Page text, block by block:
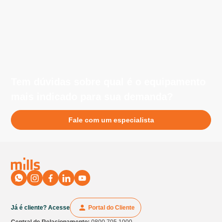
Fale com um especialista
Já é cliente? Acesse Portal do Cliente